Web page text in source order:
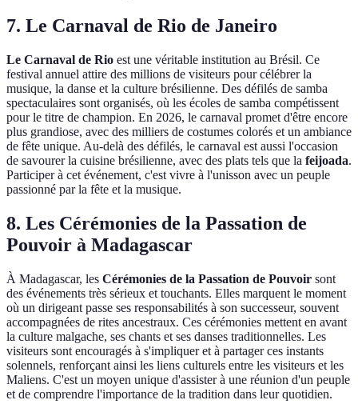
7. Le Carnaval de Rio de Janeiro
Le Carnaval de Rio est une véritable institution au Brésil. Ce
festival annuel attire des millions de visiteurs pour célébrer la
musique, la danse et la culture brésilienne. Des défilés de samba
spectaculaires sont organisés, où les écoles de samba compétissent
pour le titre de champion. En 2026, le carnaval promet d'être encore
plus grandiose, avec des milliers de costumes colorés et un ambiance
de fête unique. Au-delà des défilés, le carnaval est aussi l'occasion
de savourer la cuisine brésilienne, avec des plats tels que la feijoada.
Participer à cet événement, c'est vivre à l'unisson avec un peuple
passionné par la fête et la musique.
8. Les Cérémonies de la Passation de
Pouvoir à Madagascar
À Madagascar, les Cérémonies de la Passation de Pouvoir sont
des événements très sérieux et touchants. Elles marquent le moment
où un dirigeant passe ses responsabilités à son successeur, souvent
accompagnées de rites ancestraux. Ces cérémonies mettent en avant
la culture malgache, ses chants et ses danses traditionnelles. Les
visiteurs sont encouragés à s'impliquer et à partager ces instants
solennels, renforçant ainsi les liens culturels entre les visiteurs et les
Maliens. C'est un moyen unique d'assister à une réunion d'un peuple
et de comprendre l'importance de la tradition dans leur quotidien.